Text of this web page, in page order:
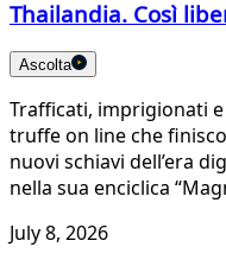
Thailandia. Così
Ascolta
Trafficati, imprigionati
truffe on line che
nuovi schiavi dell’era
nella sua enciclica
July 8, 2026